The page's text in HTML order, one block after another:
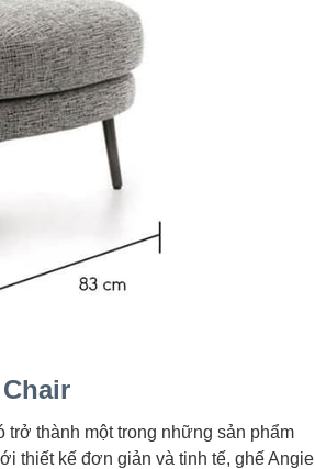
thành một trong những sản phẩm
thiết kế đơn giản và tinh tế, ghế Angie